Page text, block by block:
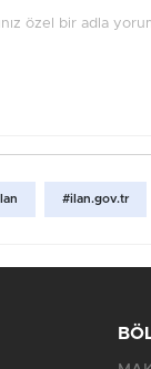
özel bir adla
#ilan.gov.tr